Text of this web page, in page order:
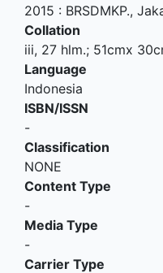
2015 : BRSDMKP.,
Collation
iii, 27 hlm.; 51cmx
Language
Indonesia
ISBN/ISSN
-
Classification
NONE
Content Type
-
Media Type
-
Carrier Type